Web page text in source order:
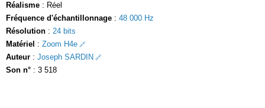
Réalisme : Réel
Fréquence d'échantillonnage : 48 000 Hz
Résolution : 24 bits
Matériel : Zoom H4e
Auteur : Joseph SARDIN
Son n° : 3 518